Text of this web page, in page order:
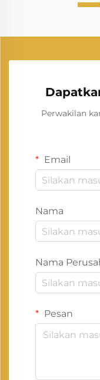
Perwakilan
Email
Nama
Nama
Pesan